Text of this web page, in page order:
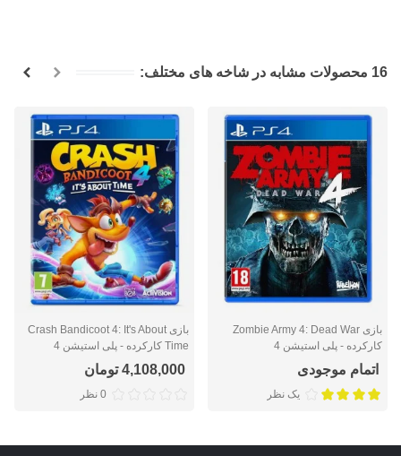
16 محصولات مشابه در شاخه های مختلف:
بازی Zombie Army 4: Dead War
کارکرده - پلی استیشن 4
اتمام موجودی
یک نظر
بازی Crash Bandicoot 4: It's About
Time کارکرده - پلی استیشن 4
4,108,000 تومان
0 نظر